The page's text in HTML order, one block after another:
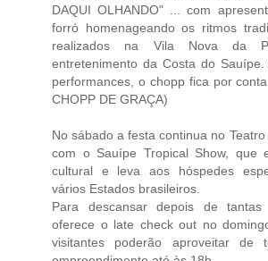
DAQUI OLHANDO" ... com
forró homenageando os ritmos
realizados na Vila Nova da
entretenimento da Costa do
performances, o chopp fica por
CHOPP DE GRAÇA)
No sábado a festa continua no
com o Sauípe Tropical Show, que
cultural e leva aos hóspedes
vários Estados brasileiros.
Para descansar depois de
oferece o late check out no
visitantes poderão aproveitar de